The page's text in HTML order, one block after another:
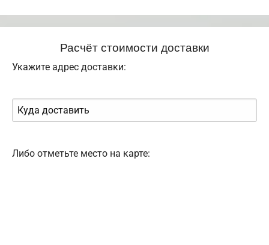
Расчёт стоимости доставки
Укажите адрес доставки:
Либо отметьте место на карте: